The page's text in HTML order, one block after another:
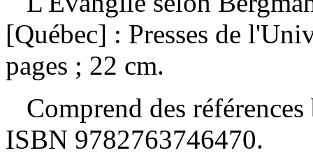
[Québec] : Presses de
pages ; 22 cm.
Comprend des
ISBN 9782763746470.